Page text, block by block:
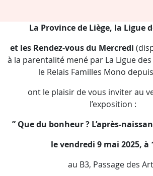
La Province de Liège, la Ligue
et les Rendez-vous du Mercredi
à la parentalité mené par La Ligue des
le Relais Familles Mono
ont le plaisir de vous inviter au
l’exposition :
” Que du bonheur ? L’après-
le vendredi 9 mai 2025, à
au B3, Passage des